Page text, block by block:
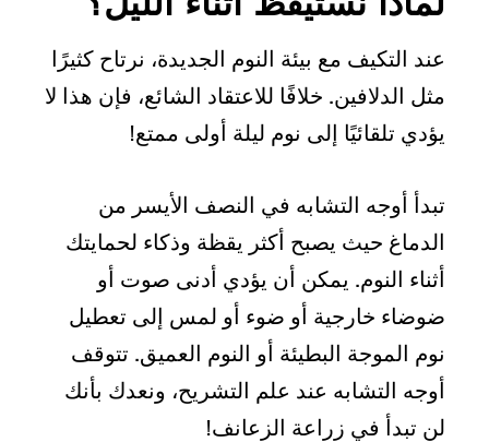
عند التكيف مع بيئة النوم الجديدة، نرتاح كثيرًا
مثل الدلافين. خلافًا للاعتقاد الشائع، فإن هذا لا
يؤدي تلقائيًا إلى نوم ليلة أولى ممتع!
تبدأ أوجه التشابه في النصف الأيسر من
الدماغ حيث يصبح أكثر يقظة وذكاء لحمايتك
أثناء النوم. يمكن أن يؤدي أدنى صوت أو
ضوضاء خارجية أو ضوء أو لمس إلى تعطيل
نوم الموجة البطيئة أو النوم العميق. تتوقف
أوجه التشابه عند علم التشريح، ونعدك بأنك
لن تبدأ في زراعة الزعانف!